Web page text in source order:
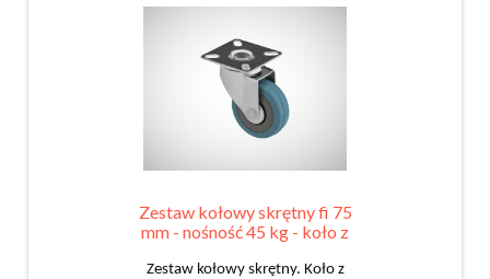
Zestaw kołowy skrętny fi 75
mm - nośność 45 kg - koło z
Zestaw kołowy skrętny. Koło z